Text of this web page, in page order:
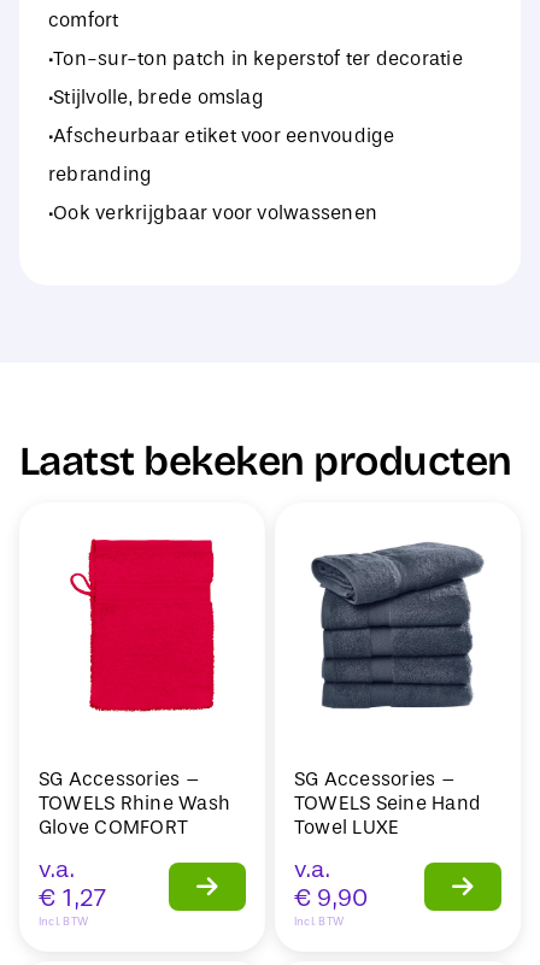
comfort
·Ton-sur-ton patch in keperstof ter decoratie
·Stijlvolle, brede omslag
·Afscheurbaar etiket voor eenvoudige
rebranding
·Ook verkrijgbaar voor volwassenen
Laatst bekeken producten
SG Accessories –
TOWELS Rhine Wash
Glove COMFORT
v.a.
€ 1,27
Incl. BTW
SG Accessories –
TOWELS Seine Hand
Towel LUXE
v.a.
€ 9,90
Incl. BTW